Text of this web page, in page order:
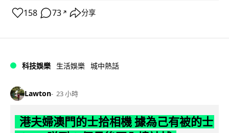
158 73 ↗ 分享
科技娛樂 生活娛樂 城中熱話
Lawton 23 小時
港夫婦澳門的士拾相機 據為己有被的士